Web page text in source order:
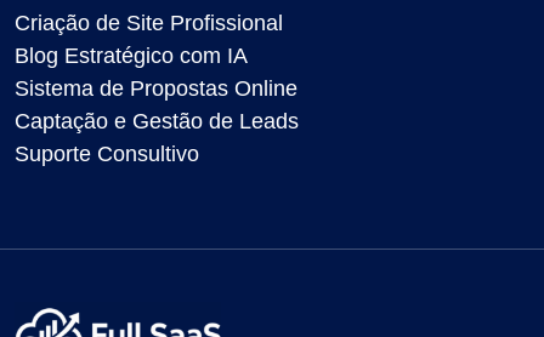
Criação de Site Profissional
Blog Estratégico com IA
Sistema de Propostas Online
Captação e Gestão de Leads
Suporte Consultivo